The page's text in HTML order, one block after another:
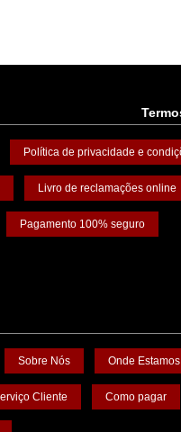
Política de privacidade e
Livro de reclamações online
Pagamento 100% seguro
Sobre Nós Onde Estamos
Cliente Como pagar